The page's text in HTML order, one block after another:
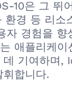
10은 그 뛰
경 등 리소
자 경험을
애플리케
기여하며,
합니다.